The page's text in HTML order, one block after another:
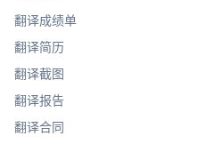
翻译成绩单
翻译简历
翻译截图
翻译报告
翻译合同